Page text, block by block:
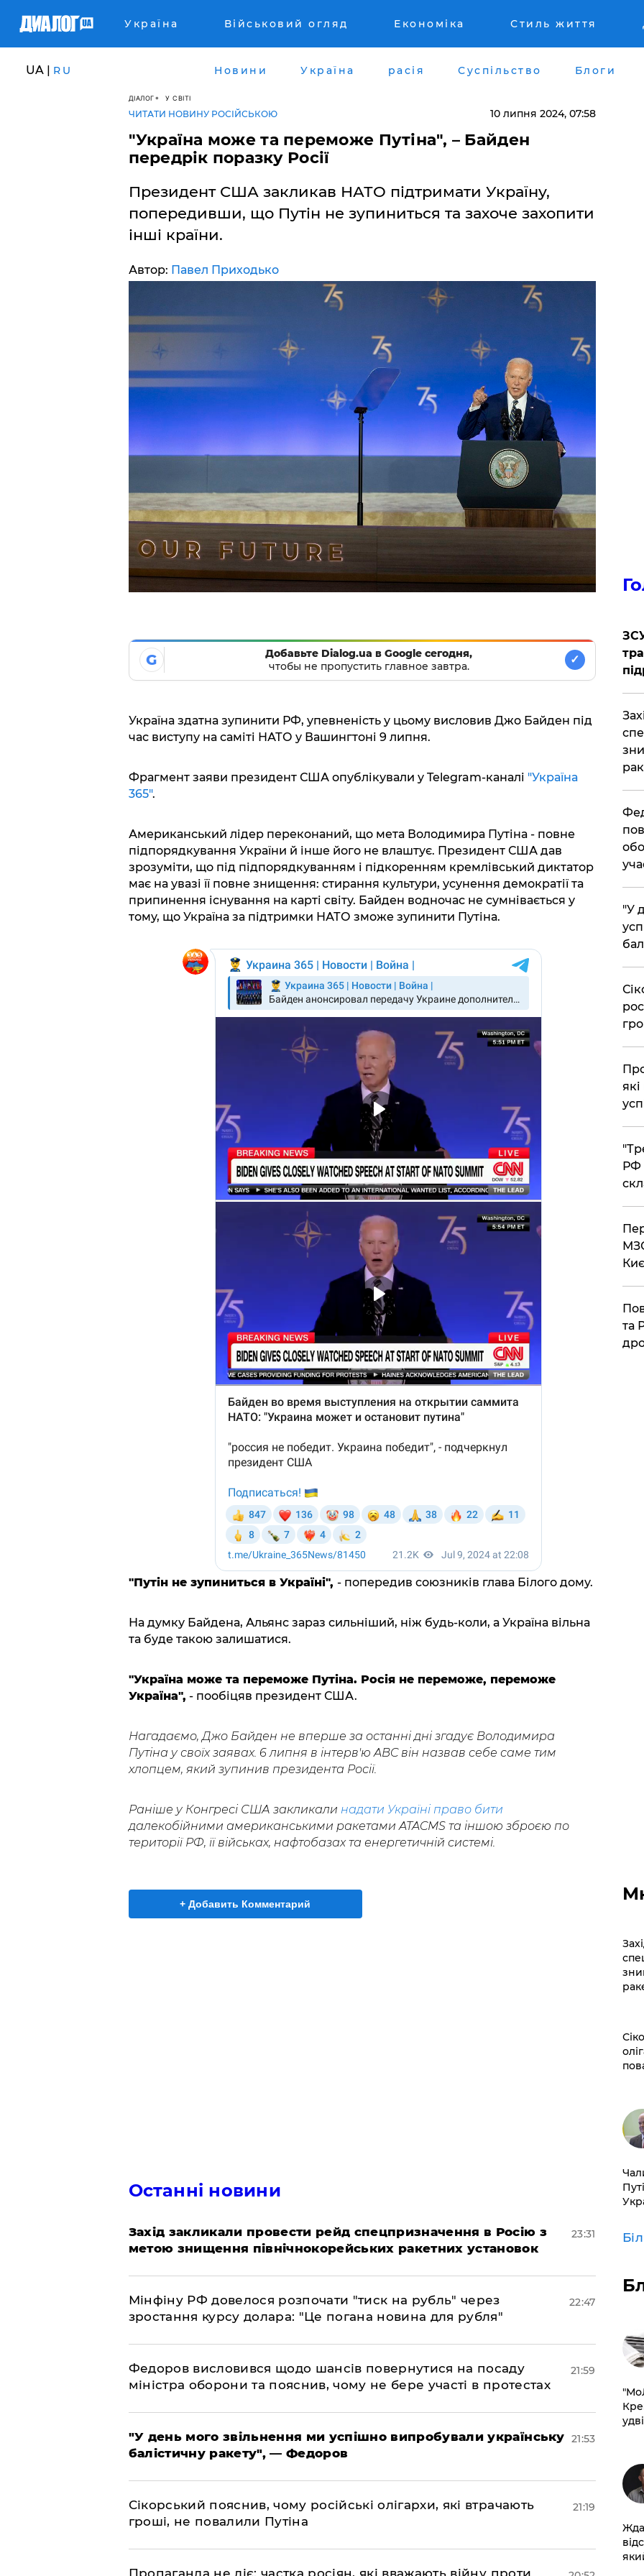
Україна Військовий огляд Економіка Стиль життя
UA | RU Новини Україна расія Суспільство Блоги
ДІАЛОГ У СВІТІ
ЧИТАТИ НОВИНУ РОСІЙСЬКОЮ 10 липня 2024, 07:58
"Україна може та переможе Путіна", – Байден
передрік поразку Росії
Президент США закликав НАТО підтримати Україну,
попередивши, що Путін не зупиниться та захоче захопити
інші країни.
Автор: Павел Приходько
G
Добавьте Dialog.ua в Google сегодня,
чтобы не пропустить главное завтра.
✓
Україна здатна зупинити РФ, упевненість у цьому висловив Джо Байден під
час виступу на саміті НАТО у Вашингтоні 9 липня.
Фрагмент заяви президент США опублікували у Telegram-каналі "Україна
365".
Американський лідер переконаний, що мета Володимира Путіна - повне
підпорядкування України й інше його не влаштує. Президент США дав
зрозуміти, що під підпорядкуванням і підкоренням кремлівський диктатор
має на увазі її повне знищення: стирання культури, усунення демократії та
припинення існування на карті світу. Байден водночас не сумнівається у
тому, що Україна за підтримки НАТО зможе зупинити Путіна.
"Путін не зупиниться в Україні", - попередив союзників глава Білого дому.
На думку Байдена, Альянс зараз сильніший, ніж будь-коли, а Україна вільна
та буде такою залишатися.
"Україна може та переможе Путіна. Росія не переможе, переможе
Україна", - пообіцяв президент США.
Нагадаємо, Джо Байден не вперше за останні дні згадує Володимира
Путіна у своїх заявах. 6 липня в інтерв'ю ABC він назвав себе саме тим
хлопцем, який зупинив президента Росії.
Раніше у Конгресі США закликали надати Україні право бити
далекобійними американськими ракетами ATACMS та іншою зброєю по
території РФ, її військах, нафтобазах та енергетичній системі.
+ Добавить Комментарий
Останні новини
​Захід закликали провести рейд спецпризначення в Росію з
метою знищення північнокорейських ракетних установок
23:31
​Мінфіну РФ довелося розпочати "тиск на рубль" через
зростання курсу долара: "Це погана новина для рубля"
22:47
​Федоров висловився щодо шансів повернутися на посаду
міністра оборони та пояснив, чому не бере участі в протестах
21:59
​"У день мого звільнення ми успішно випробували українську
балістичну ракету", — Федоров
21:53
​Сікорський пояснив, чому російські олігархи, які втрачають
гроші, не повалили Путіна
21:19
​Пропаганда не діє: частка росіян, які вважають війну проти
​"У
РФ
та